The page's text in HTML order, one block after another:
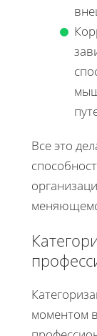
Все это
моментом